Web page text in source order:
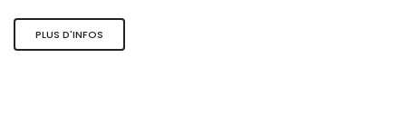
PLUS D'INFOS